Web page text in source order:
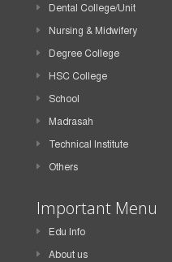
Dental College/Unit
Nursing & Midwifery
Degree College
HSC College
School
Madrasah
Technical Institute
Others
Important Menu
Edu Info
About us